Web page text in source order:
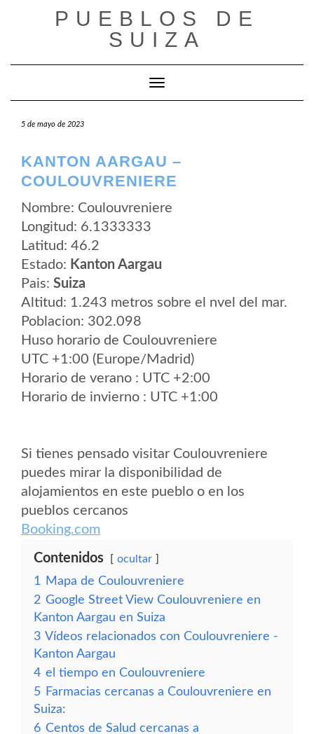
PUEBLOS DE
SUIZA
Cambiar modo de navegación
5 de mayo de 2023
KANTON AARGAU –
COULOUVRENIERE
Nombre: Coulouvreniere
Longitud: 6.1333333
Latitud: 46.2
Estado: Kanton Aargau
Pais: Suiza
Altitud: 1.243 metros sobre el nvel del mar.
Poblacion: 302.098
Huso horario de Coulouvreniere
UTC +1:00 (Europe/Madrid)
Horario de verano : UTC +2:00
Horario de invierno : UTC +1:00
Si tienes pensado visitar Coulouvreniere
puedes mirar la disponibilidad de
alojamientos en este pueblo o en los
pueblos cercanos
Booking.com
Contenidos ocultar
1
Mapa de Coulouvreniere
2 Google Street View Coulouvreniere en
Kanton Aargau en Suiza
3 Vídeos relacionados con Coulouvreniere -
Kanton Aargau
4 el tiempo en Coulouvreniere
5 Farmacias cercanas a Coulouvreniere en
Suiza:
6 Centos de Salud cercanas a